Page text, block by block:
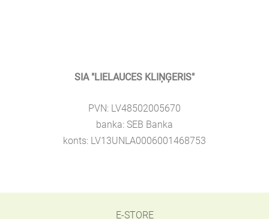
SIA "LIELAUCES KLIŅĢERIS"
PVN: LV48502005670
banka: SEB Banka
konts: LV13UNLA0006001468753
E-STORE